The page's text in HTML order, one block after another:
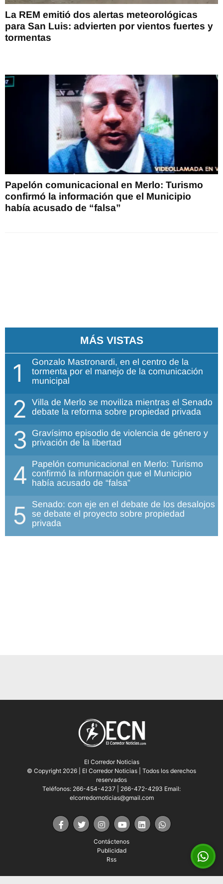
La REM emitió dos alertas meteorológicas
para San Luis: advierten por vientos fuertes y
tormentas
Papelón comunicacional en Merlo: Turismo
confirmó la información que el Municipio
había acusado de “falsa”
MÁS VISTAS
1
Gonzalo Mastronardi, en el centro de la
tormenta por el manejo de la comunicación
municipal
2
Villa de Merlo se moviliza mientras el Senado
debate la reforma sobre propiedad privada
3 Gravísimo episodio de violencia de género y
privación de la libertad
4 Papelón comunicacional en Merlo: Turismo
confirmó la información que el Municipio
había acusado de “falsa”
5
Senado: con eje en el debate de los desalojos
se debate el proyecto sobre propiedad
privada
El Corredor Noticias
© Copyright 2026 | El Corredor Noticias | Todos los derechos
reservados
Teléfonos: 266-454-4237 | 266-472-4293 Email:
elcorredornoticias@gmail.com
Contáctenos
Publicidad
Rss